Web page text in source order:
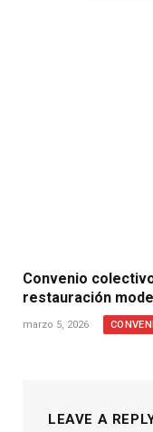
Convenio
restauración
marzo 5, 2026
LEAVE A